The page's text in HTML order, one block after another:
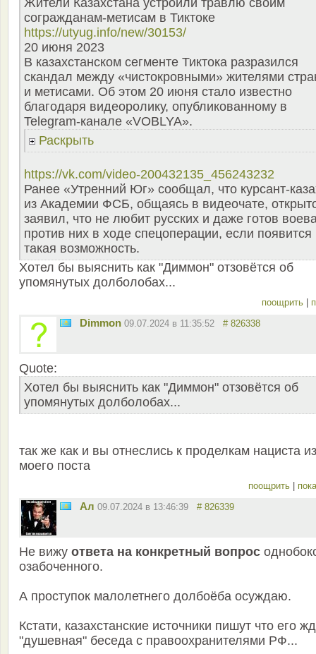
согражданам-метисам в Тиктоке
https://utyug.info/new/30153/
20 июня 2023
В казахстанском сегменте Тиктока разразился
скандал между «чистокровными» жителями
и метисами. Об этом 20 июня стало известно
благодаря видеоролику, опубликованному в
Telegram-канале «VOBLYA».
Раскрыть
https://vk.com/video-200432135_456243232
Ранее «Утренний Юг» сообщал, что курсант-
из Академии ФСБ, общаясь в видеочате,
заявил, что не любит русских и даже готов
против них в ходе спецоперации, если появится
такая возможность.
Хотел бы выяснить как "Диммон" отзовётся об
упомянутых долболобах...
поощрить
Dimmon 09.07.2024 в 11:35:52 # 826338
Quote:
Хотел бы выяснить как "Диммон" отзовётся об
упомянутых долболобах...
так же как и вы отнеслись к проделкам нациста из
моего поста
поощрить
Ал 09.07.2024 в 13:46:39 # 826339
Не вижу ответа на конкретный вопрос
озабоченного.
А проступок малолетнего долбоёба осуждаю.
Кстати, казахстанские источники пишут что его
"душевная" беседа с правоохранителями РФ...